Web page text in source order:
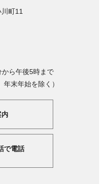
町11
から午後5時まで
年末年始を除く）
内
で電話